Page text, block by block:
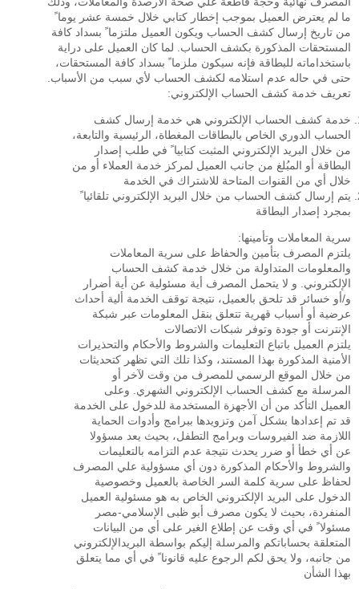
ما لم يعترض العميل بموجب إخطار كتابي خلال خمسة عشر يوما ً
من تاريخ إرسال كشف الحساب ويكون العميل ملتزما ً بسداد كافة
المستحقات المذكورة بكشف الحساب. لما كان العميل على دراية
باستخداماته للبطاقة فإنه سيكون ملزما ً بسداد كافة المستحقات،
حتى في حاله عدم استلامه لكشف الحساب لأي سبب من الأسباب.
تعريف خدمة كشف الحساب الإلكتروني:
خدمة كشف الحساب الإلكتروني هي خدمة إرسال كشف
الحساب الدوري الخاص بالبطاقات المغطاة، الرئيسية والتابعة،
من خلال البريد الإلكتروني المثبت كتابيا ً في طلب إصدار
البطاقة أو المبُلغ من جانب العميل لمركز خدمة العملاء أو من
خلال أي من القنوات المتاحة للاشتراك في الخدمة
يتم إرسال كشف الحساب من خلال البريد الإلكتروني تلقائيا ً
بمجرد إصدار البطاقة
سرية المعاملات وتأمينها:
يلتزم المصرف بتأمين والحفاظ على سرية المعاملات
والمعلومات المتداولة من خلال خدمة كشف الحساب
الإلكتروني. و لا يتحمل المصرف أية مسئولية عن أية أضرار
و/أو خسائر قد تلحق بالعميل، نتيجة توقف الخدمة ألية أحداث
عرضية أو أسباب قهرية تتعلق بنقل المعلومات عبر شبكة
الإنترنت أو جودة وتوفر شبكات الاتصالات
يلتزم العميل باتباع التعليمات والشروط والأحكام والتحذيرات
الأمنية المذكورة بهذا المستند، وكذا تلك التي تظهر كتحديثات
من خلال الموقع الرسمي للمصرف من وقت لآخر أو
المرسلة مع كشف الحساب الإلكتروني الشهري. وعلى
العميل التأكد من أن الأجهزة المستخدمة للدخول على الخدمة
قد تم إعدادها بشكل آمن وتزويدها ببرامج وأدوات الحماية
اللازمة ضد الفيروسات وبرامج التطفل، بحيث يعد مسؤولا
عن أي خطأ أو ضرر يحدث نتيجة عدم التزامه بالتعليمات
والشروط والأحكام المذكورة دون أي مسؤولية علي المصرف
لحفاظ على سرية كلمة السر الخاصة بالعميل وخصوصية
الدخول على البريد الإلكتروني الخاص به هو مسئولية العميل
المنفردة، بحيث لا يكون مصرف أبو ظبى الإسلامي-مصر
مسئولا ً في أي وقت عن إطلاع الغير على أي من البيانات
المتعلقة بحساباتكم والمرسلة إليكم بواسطة البريدالإلكتروني
من جانبه، ولا يحق لكم الرجوع عليه قانونا ً في أي مما يتعلق
بهذا الشأن